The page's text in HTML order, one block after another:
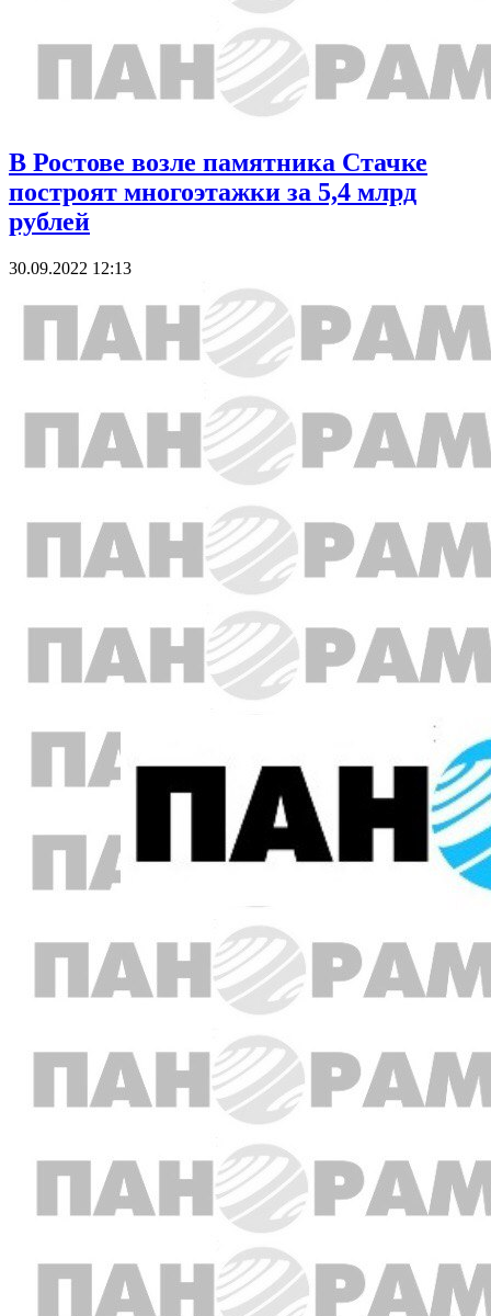
В Ростове возле памятника Стачке
построят многоэтажки за 5,4 млрд
рублей
30.09.2022 12:13